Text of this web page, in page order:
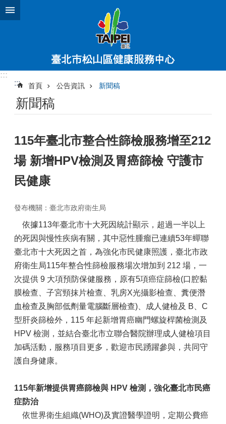
跳到主要內容區塊
:::
:::
首頁 公告資訊 新聞稿
新聞稿
115年臺北市整合性篩檢服務增至212
場 新增HPV檢測及胃癌篩檢 守護市
民健康
發布機關：臺北市政府衛生局
依據113年臺北市十大死因統計顯示，超過一半以上
的死因與慢性疾病有關，其中惡性腫瘤已連續53年蟬聯
臺北市十大死因之首，為強化市民健康照護，臺北市政
府衛生局115年整合性篩檢服務場次增加到 212 場，一
次提供 9 大項預防保健服務，原有5項癌症篩檢(口腔黏
膜檢查、子宮頸抹片檢查、乳房X光攝影檢查、糞便潛
血檢查及胸部低劑量電腦斷層檢查)、成人健檢及 B、C
型肝炎篩檢外，115 年起新增胃癌幽門螺旋桿菌檢測及
HPV 檢測，並結合臺北市立聯合醫院辦理成人健檢項目
加碼活動，服務項目更多，歡迎市民踴躍參與，共同守
護自身健康。
115年新增提供胃癌篩檢與 HPV 檢測，強化臺北市民癌
症防治
依世界衛生組織(WHO)及實證醫學證明，定期公費癌